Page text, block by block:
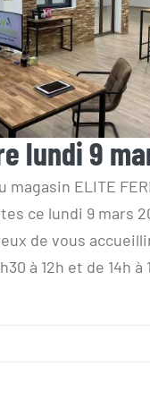
lundi 9
lundi 9
magasin ELITE
ce lundi 9 mars
de vous
à 12h et de 14h à